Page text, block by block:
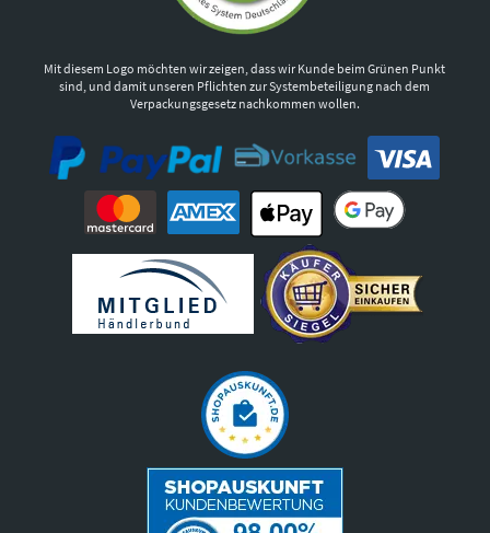
Mit diesem Logo möchten wir zeigen, dass wir Kunde beim Grünen Punkt
sind, und damit unseren Pflichten zur Systembeteiligung nach dem
Verpackungsgesetz nachkommen wollen.